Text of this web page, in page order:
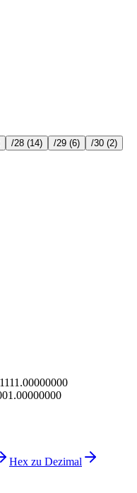
/28 (14) /29 (6) /30 (2)
Hex zu Dezimal